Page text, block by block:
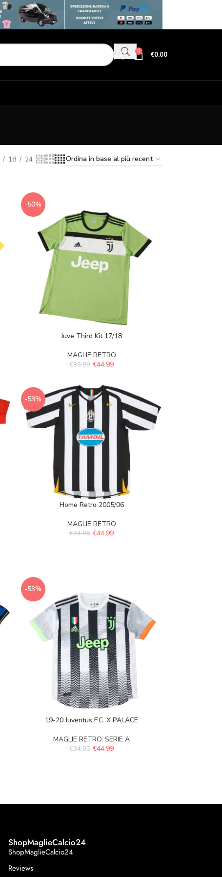
0 €0.00
18 24
-50%
Juve Third Kit 17/18
MAGLIE RETRO
€89.99 €44.99
-53%
Home Retro 2005/06
MAGLIE RETRO
€94.95 €44.99
-53%
19-20 Juventus F.C. X PALACE
MAGLIE RETRO,SERIE A
€94.95 €44.99
ShopMaglieCalcio24
ShopMaglieCalcio24
Reviews